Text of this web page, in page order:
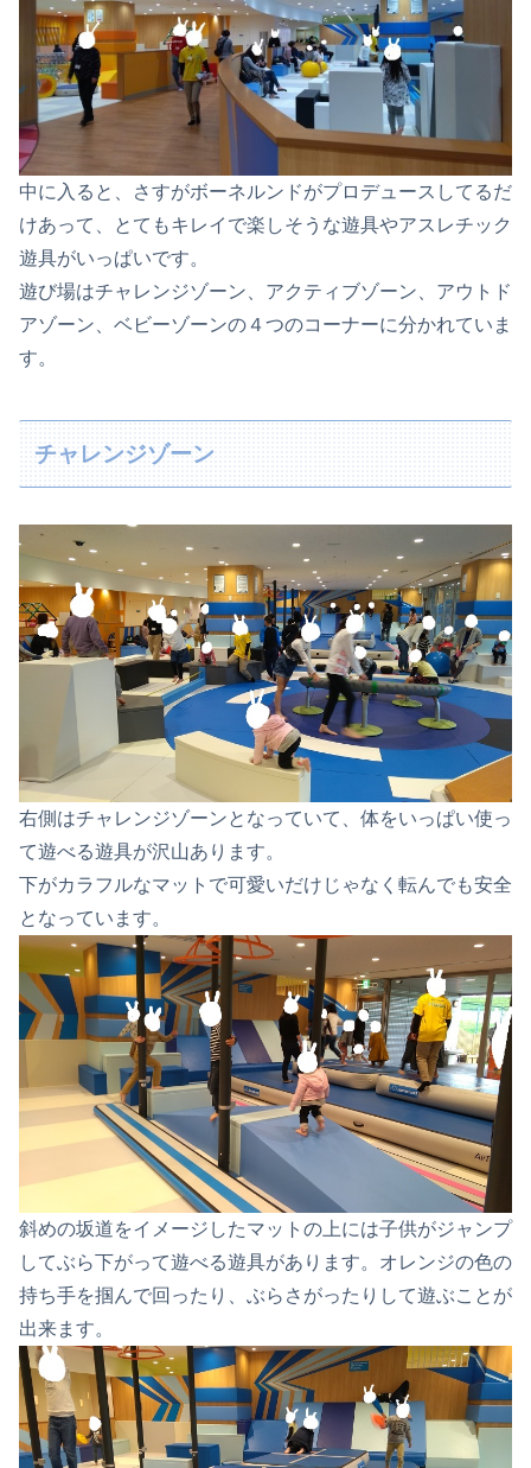
中に入ると、さすがボーネルンドがプロデュースしてるだ
けあって、とてもキレイで楽しそうな遊具やアスレチック
遊具がいっぱいです。
遊び場はチャレンジゾーン、アクティブゾーン、アウトド
アゾーン、ベビーゾーンの４つのコーナーに分かれていま
す。
チャレンジゾーン
右側はチャレンジゾーンとなっていて、体をいっぱい使っ
て遊べる遊具が沢山あります。
下がカラフルなマットで可愛いだけじゃなく転んでも安全
となっています。
斜めの坂道をイメージしたマットの上には子供がジャンプ
してぶら下がって遊べる遊具があります。オレンジの色の
持ち手を掴んで回ったり、ぶらさがったりして遊ぶことが
出来ます。